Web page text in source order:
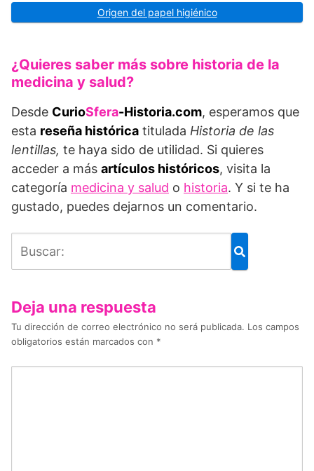
Origen del papel higiénico
¿Quieres saber más sobre historia de la
medicina y salud?
Desde CurioSfera-Historia.com, esperamos que
esta reseña histórica titulada Historia de las
lentillas, te haya sido de utilidad. Si quieres
acceder a más artículos históricos, visita la
categoría medicina y salud o historia. Y si te ha
gustado, puedes dejarnos un comentario.
Deja una respuesta
Tu dirección de correo electrónico no será publicada. Los campos
obligatorios están marcados con *